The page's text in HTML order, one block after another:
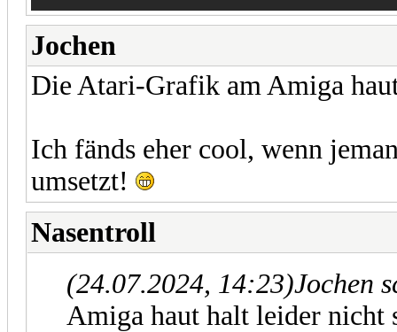
Jochen
Die Atari-Grafik am Amiga
Ich fänds eher cool, wenn
umsetzt!
Nasentroll
(24.07.2024, 14:23)Jochen
Amiga haut halt leider nicht